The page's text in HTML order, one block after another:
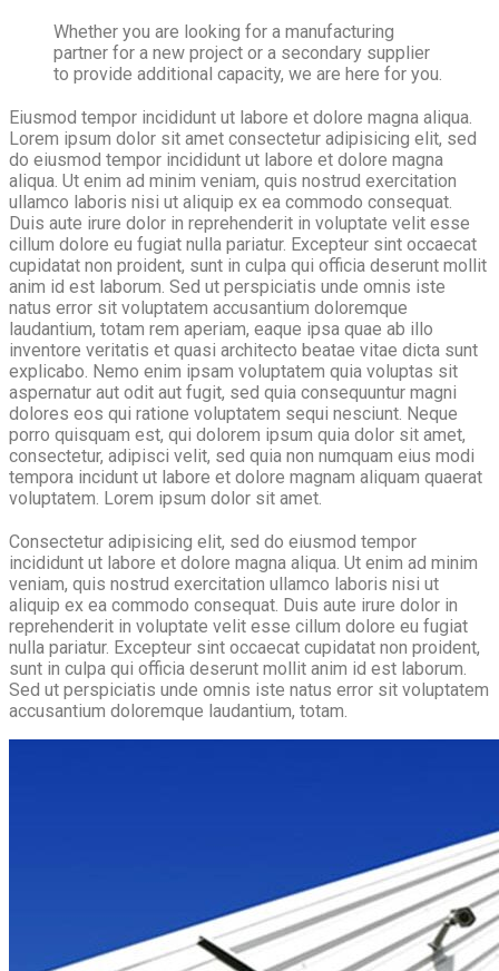
Whether you are looking for a manufacturing
partner for a new project or a secondary supplier
to provide additional capacity, we are here for you.
Eiusmod tempor incididunt ut labore et dolore magna aliqua.
Lorem ipsum dolor sit amet consectetur adipisicing elit, sed
do eiusmod tempor incididunt ut labore et dolore magna
aliqua. Ut enim ad minim veniam, quis nostrud exercitation
ullamco laboris nisi ut aliquip ex ea commodo consequat.
Duis aute irure dolor in reprehenderit in voluptate velit esse
cillum dolore eu fugiat nulla pariatur. Excepteur sint occaecat
cupidatat non proident, sunt in culpa qui officia deserunt mollit
anim id est laborum. Sed ut perspiciatis unde omnis iste
natus error sit voluptatem accusantium doloremque
laudantium, totam rem aperiam, eaque ipsa quae ab illo
inventore veritatis et quasi architecto beatae vitae dicta sunt
explicabo. Nemo enim ipsam voluptatem quia voluptas sit
aspernatur aut odit aut fugit, sed quia consequuntur magni
dolores eos qui ratione voluptatem sequi nesciunt. Neque
porro quisquam est, qui dolorem ipsum quia dolor sit amet,
consectetur, adipisci velit, sed quia non numquam eius modi
tempora incidunt ut labore et dolore magnam aliquam quaerat
voluptatem. Lorem ipsum dolor sit amet.
Consectetur adipisicing elit, sed do eiusmod tempor
incididunt ut labore et dolore magna aliqua. Ut enim ad minim
veniam, quis nostrud exercitation ullamco laboris nisi ut
aliquip ex ea commodo consequat. Duis aute irure dolor in
reprehenderit in voluptate velit esse cillum dolore eu fugiat
nulla pariatur. Excepteur sint occaecat cupidatat non proident,
sunt in culpa qui officia deserunt mollit anim id est laborum.
Sed ut perspiciatis unde omnis iste natus error sit voluptatem
accusantium doloremque laudantium, totam.